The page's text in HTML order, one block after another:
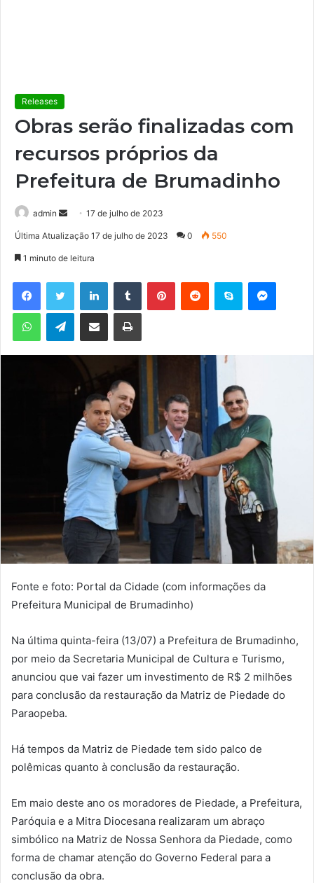
Releases
Obras serão finalizadas com
recursos próprios da
Prefeitura de Brumadinho
admin
d
e
m
17 de julho de 2023
Última Atualização 17 de julho de 2023 0 550
1 minuto de leitura
Telegram
Fonte e foto: Portal da Cidade (com informações da
Prefeitura Municipal de Brumadinho)
Na última quinta-feira (13/07) a Prefeitura de Brumadinho,
por meio da Secretaria Municipal de Cultura e Turismo,
anunciou que vai fazer um investimento de R$ 2 milhões
para conclusão da restauração da Matriz de Piedade do
Paraopeba.
Há tempos da Matriz de Piedade tem sido palco de
polêmicas quanto à conclusão da restauração.
Em maio deste ano os moradores de Piedade, a Prefeitura,
Paróquia e a Mitra Diocesana realizaram um abraço
simbólico na Matriz de Nossa Senhora da Piedade, como
forma de chamar atenção do Governo Federal para a
conclusão da obra.